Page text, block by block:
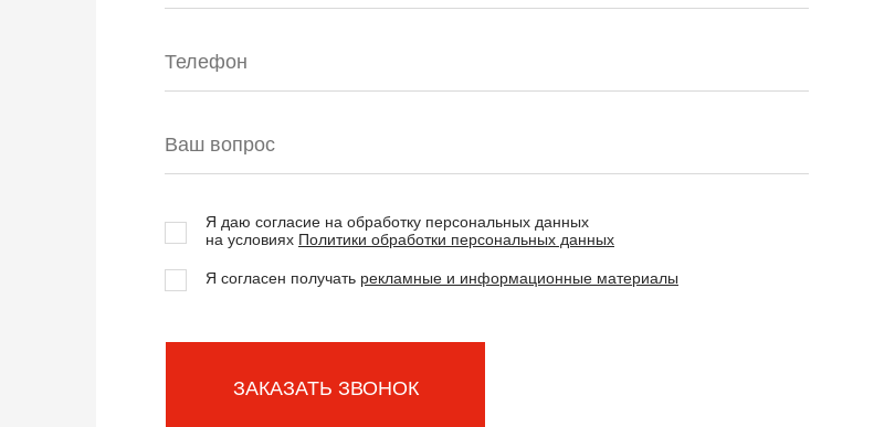
Я даю согласие на обработку персональных данных
на условиях Политики обработки персональных данных
Я согласен получать рекламные и информационные материалы
ЗАКАЗАТЬ ЗВОНОК